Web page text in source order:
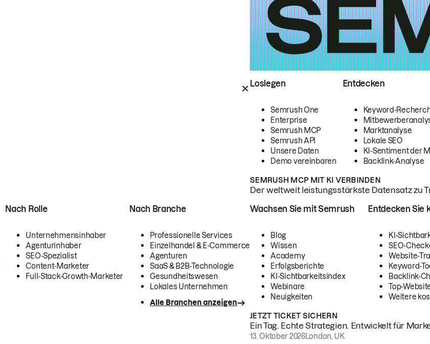
Loslegen
Semrush One
Enterprise
Semrush MCP
Semrush API
Unsere Daten
Demo vereinbaren
Entdecken
Keyword-
Marktanalyse
Lokale SEO
KI-Sentiment der
Backlink-Analyse
SEMRUSH MCP MIT KI VERBINDEN
Der weltweit leistungsstärkste Datensatz zu
Nach Rolle
Unternehmensinhaber
Agenturinhaber
SEO-Spezialist
Content-Marketer
Full-Stack-Growth-Marketer
Nach Branche
Professionelle Services
Einzelhandel & E-Commerce
Agenturen
SaaS & B2B-Technologie
Gesundheitswesen
Lokales Unternehmen
Alle Branchen anzeigen
Wachsen Sie mit Semrush
Blog
Wissen
Academy
Erfolgsberichte
KI-Sichtbarkeitsindex
Webinare
Neuigkeiten
Entdecken Sie
KI-
SEO-
Website-
Keyword-
Backlink-
Top-
Weitere
JETZT TICKET SICHERN
Ein Tag. Echte Strategien. Entwickelt für
13. Oktober 2026London, UK